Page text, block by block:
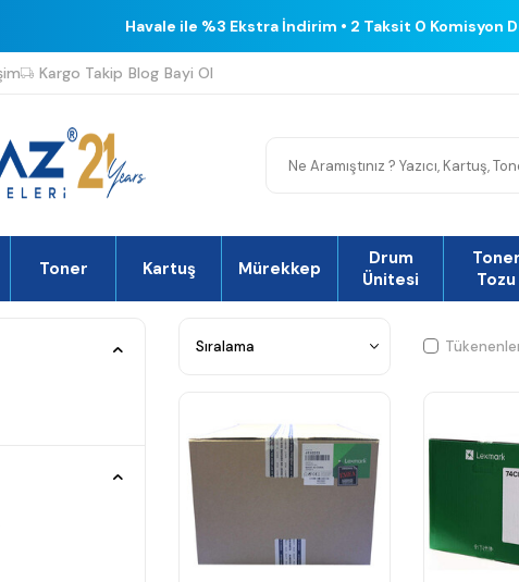
Havale ile %3 Ekstra İndirim • 2 Taksit 0 Komisyon
Kargo Takip Blog Bayi Ol
Toner Kartuş Mürekkep
Drum
Ünitesi
Toner
Tozu